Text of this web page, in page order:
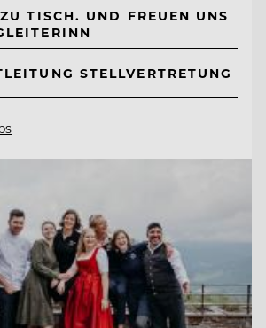
TISCH. UND FREUEN UNS
STELLVERTRETUNG